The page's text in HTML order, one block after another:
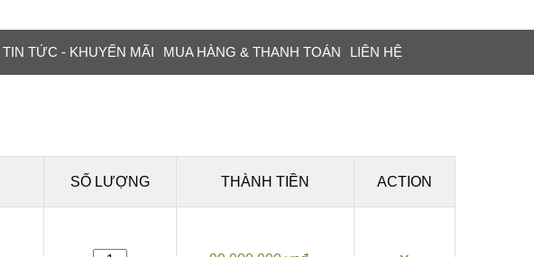
TIN TỨC - KHUYẾN MÃI MUA HÀNG & THANH TOÁN LIÊN HỆ
SỐ LƯỢNG THÀNH TIỀN ACTION